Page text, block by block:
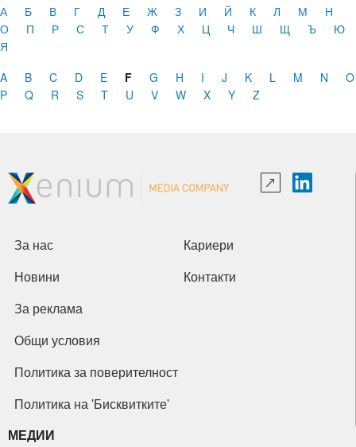
А Б В Г Д Е Ж З И Й К Л М
Н
О
П Р С Т У Ф Х Ц Ч Ш Щ Ъ
Ю
Я
A
B C D E F G H I J K L M N
O
P
Q R S T U V W X Y Z
За нас Кариери
Новини Контакти
За реклама
Общи условия
Политика за поверителност
Политика на 'Бисквитките'
МЕДИИ